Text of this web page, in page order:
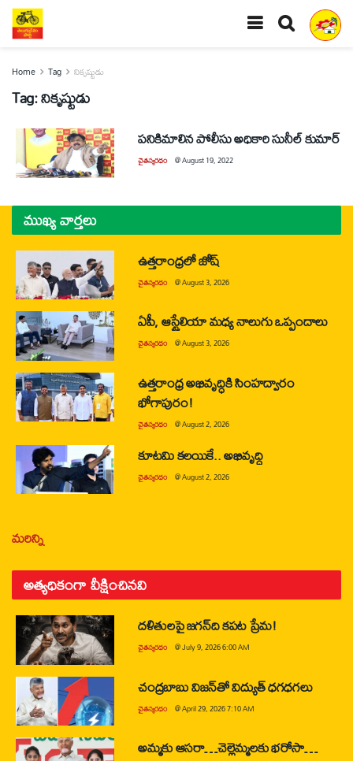
Home Tag నికృష్టుడు
Tag:నికృష్టుడు
పనికిమాలిన పోలీసు అధికారి సునీల్‌ కుమార్‌
చైతన్యరధం @August 19, 2022
ముఖ్య వార్తలు
ఉత్తరాంధ్రలో జోష్
చైతన్యరధం @August 3, 2026
ఏపీ, ఆస్ట్రేలియా మధ్య నాలుగు ఒప్పందాలు
చైతన్యరధం @August 3, 2026
ఉత్తరాంధ్ర అభివృద్ధికి సింహద్వారం
భోగాపురం!
చైతన్యరధం @August 2, 2026
కూటమి కలయికే.. అభివృద్ధి
చైతన్యరధం @August 2, 2026
మరిన్ని
అత్యధికంగా వీక్షించినవి
దళితులపై జగన్‌ది కపట ప్రేమ!
చైతన్యరధం @July 9, 2026 6:00 AM
చంద్రబాబు విజన్‌తో విద్యుత్ ధగధగలు
చైతన్యరధం @April 29, 2026 7:10 AM
అమ్మకు ఆసరా…చెల్లెమ్మలకు భరోసా…